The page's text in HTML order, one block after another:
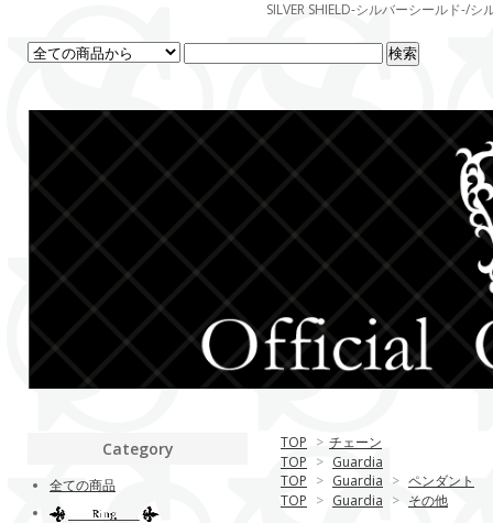
SILVER SHIELD-シルバーシールド-/
TOP > チェーン
TOP > Guardia
TOP > Guardia > ペンダント
TOP > Guardia > その他
Category
全ての商品